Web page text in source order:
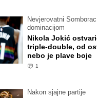
Nevjerovatni
dominacijom
Nikola Jokić
triple-double, od
nebo je plave boje
1
Nakon sjajne partije